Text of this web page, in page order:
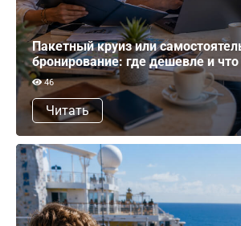
Пакетный круиз или
бронирование: где дешевле и
46
Читать